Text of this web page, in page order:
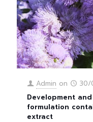
Admin on
30/
Development
formulation
extract